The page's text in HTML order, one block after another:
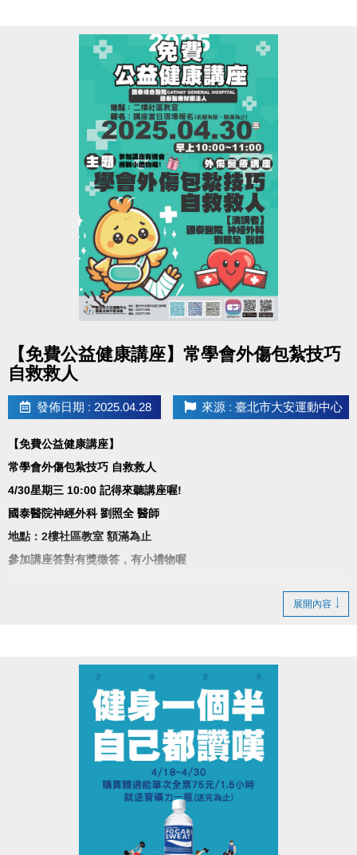
#臺北市大安運動中心
INBODY分析儀企業外借服務歡迎洽詢
【免費公益健康講座】常學會外傷包紮技巧
自救救人
發佈日期 : 2025.04.28 來源 : 臺北市大安運動中心
【免費公益健康講座】
常學會外傷包紮技巧 自救救人
4/30星期三 10:00 記得來聽講座喔!
國泰醫院神經外科 劉照全 醫師
地點：2樓社區教室 額滿為止
參加講座答對有獎徵答，有小禮物喔
展開內容